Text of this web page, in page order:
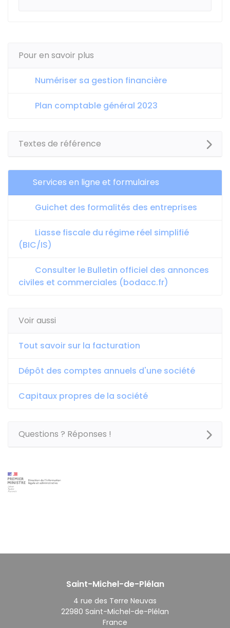
Pour en savoir plus
Numériser sa gestion financière
Plan comptable général 2023
Textes de référence
Services en ligne et formulaires
Guichet des formalités des entreprises
Liasse fiscale du régime réel simplifié
(BIC/IS)
Consulter le Bulletin officiel des annonces
civiles et commerciales (bodacc.fr)
Voir aussi
Tout savoir sur la facturation
Dépôt des comptes annuels d'une société
Capitaux propres de la société
Questions ? Réponses !
Saint-Michel-de-Plélan
4 rue des Terre Neuvas
22980 Saint-Michel-de-Plélan
France